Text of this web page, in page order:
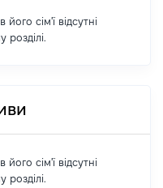
сім'ї відсутні
розділі.
сім'ї відсутні
розділі.